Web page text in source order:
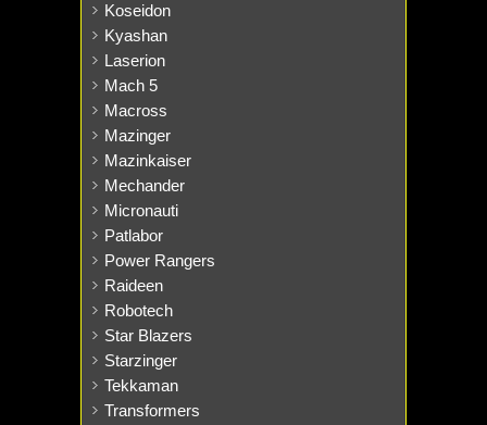
Koseidon
Kyashan
Laserion
Mach 5
Macross
Mazinger
Mazinkaiser
Mechander
Micronauti
Patlabor
Power Rangers
Raideen
Robotech
Star Blazers
Starzinger
Tekkaman
Transformers